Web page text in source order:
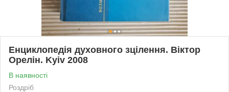
Енциклопедія духовного зцілення. Віктор
Орелін. Kyiv 2008
В наявності
Роздріб